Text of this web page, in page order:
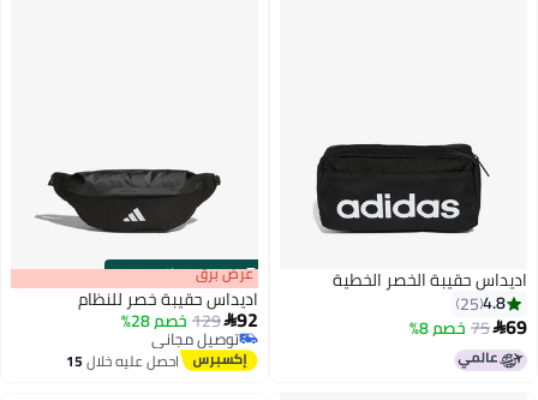
اديداس حقيبة الخصر الخطية
4.8
25
69
75 خصم 8%
00m:00s
·باقي 100% عرض برق
اديداس حقيبة خصر للنظام
92
129 خصم 28%
توصيل مجاني
توصيل مجانياحصل عليه خلال15